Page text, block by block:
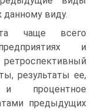
виду.
чаще всего
и
результаты ее,
процентное
предыдущих